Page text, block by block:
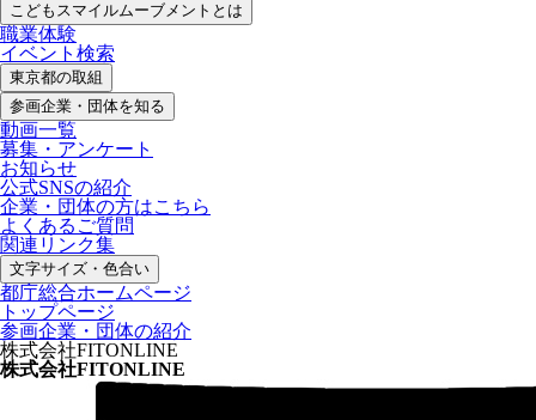
こどもスマイルムーブメントとは
職業体験
イベント検索
東京都の取組
参画企業・ 団体を知る
動画一覧
募集・ アンケート
お知らせ
公式SNSの紹介
企業・団体の方はこちら
よくあるご質問
関連リンク集
文字サイズ・色合い
都庁総合ホームページ
トップページ
参画企業・団体の紹介
株式会社FITONLINE
株式会社FITONLINE